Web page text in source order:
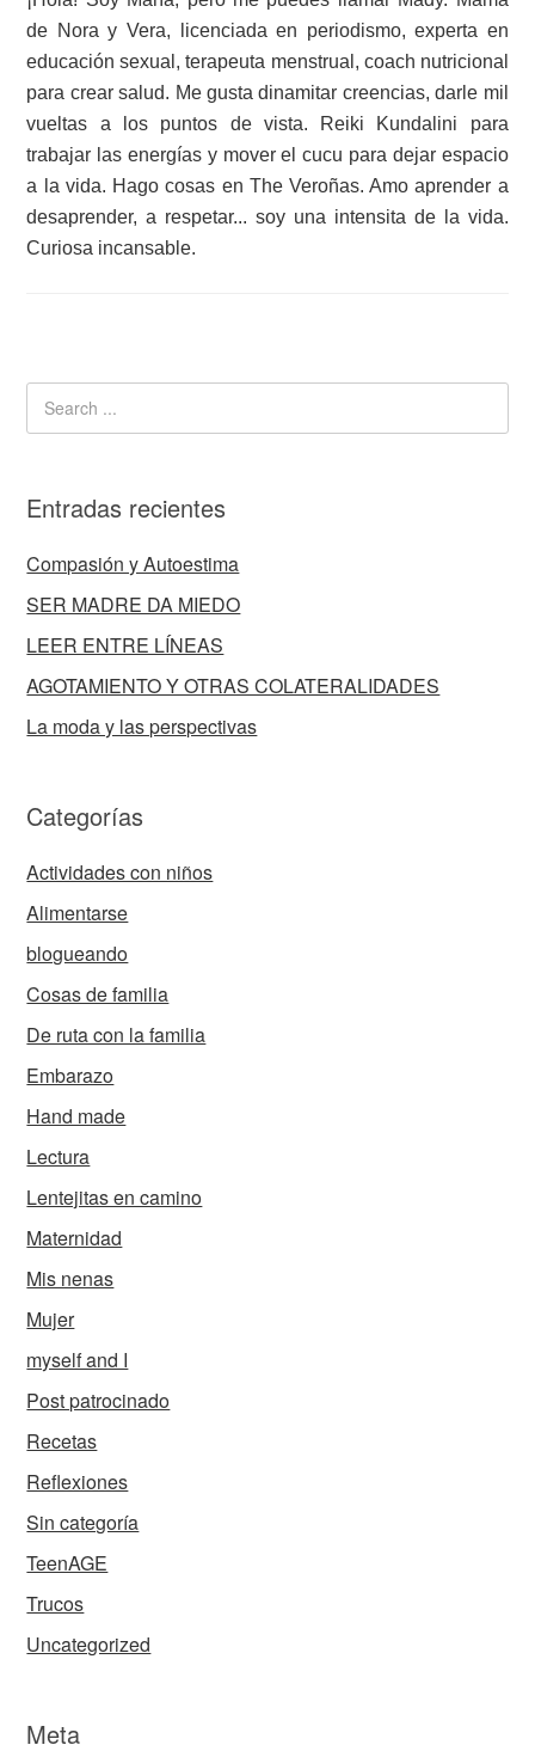
de Nora y Vera, licenciada en periodismo, experta en
educación sexual, terapeuta menstrual, coach nutricional
para crear salud. Me gusta dinamitar creencias, darle mil
vueltas a los puntos de vista. Reiki Kundalini para
trabajar las energías y mover el cucu para dejar espacio
a la vida. Hago cosas en The Veroñas. Amo aprender a
desaprender, a respetar... soy una intensita de la vida.
Curiosa incansable.
Entradas recientes
Compasión y Autoestima
SER MADRE DA MIEDO
LEER ENTRE LÍNEAS
AGOTAMIENTO Y OTRAS COLATERALIDADES
La moda y las perspectivas
Categorías
Actividades con niños
Alimentarse
blogueando
Cosas de familia
De ruta con la familia
Embarazo
Hand made
Lectura
Lentejitas en camino
Maternidad
Mis nenas
Mujer
myself and I
Post patrocinado
Recetas
Reflexiones
Sin categoría
TeenAGE
Trucos
Uncategorized
Meta